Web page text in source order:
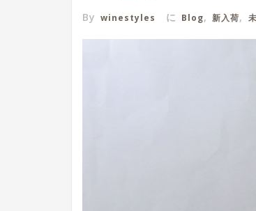
By winestyles に Blog, 新入荷,